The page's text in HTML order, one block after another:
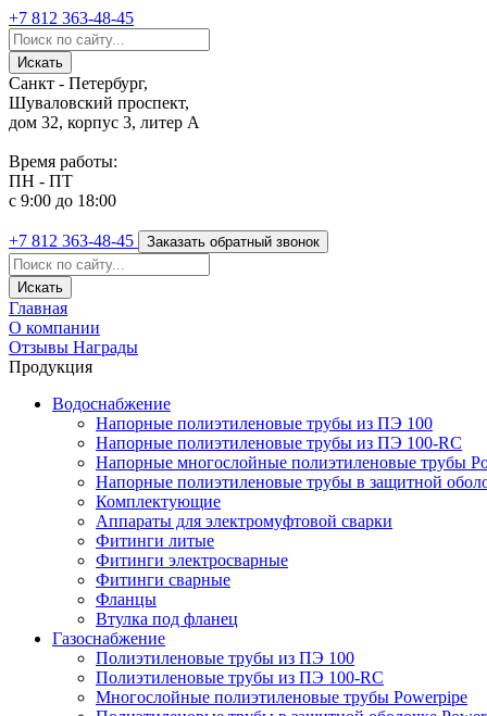
+7 812 363-48-45
Санкт - Петербург,
Шуваловский проспект,
дом 32, корпус 3, литер А
Время работы:
ПН - ПТ
с 9:00 до 18:00
+7 812 363-48-45 Заказать обратный звонок
Главная
О компании
Отзывы Награды
Продукция
Водоснабжение
Напорные полиэтиленовые трубы из ПЭ 100
Напорные полиэтиленовые трубы из ПЭ 100-RC
Напорные многослойные полиэтиленовые трубы
Напорные полиэтиленовые трубы в защитной
Комплектующие
Аппараты для электромуфтовой сварки
Фитинги литые
Фитинги электросварные
Фитинги сварные
Фланцы
Втулка под фланец
Газоснабжение
Полиэтиленовые трубы из ПЭ 100
Полиэтиленовые трубы из ПЭ 100-RC
Многослойные полиэтиленовые трубы Powerpipe